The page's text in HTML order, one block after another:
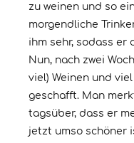
zu weinen und so
morgendliche
ihm sehr, sodass er
Nun, nach zwei
viel) Weinen und
geschafft. Man
tagsüber, dass er
jetzt umso schöner